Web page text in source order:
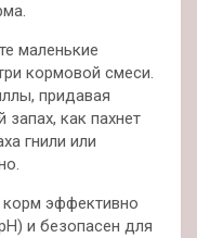
маленькие
кормовой смеси.
придавая
запах, как пахнет
гнили или
эффективно
и безопасен для